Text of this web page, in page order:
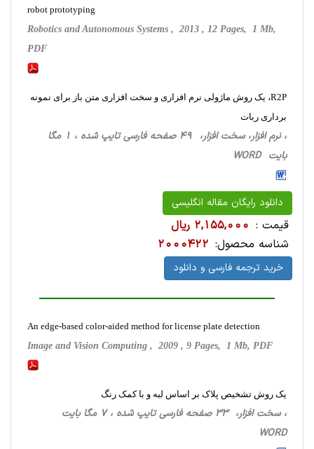
robot prototyping
Robotics and Autonomous Systems , 2013 , 12 Pages, 1 Mb,
PDF
R2P، یک روش ماژولی نرم افزاری و سخت افزاری متن باز برای نمونه
برداری ربات
، نرم افزار، سخت ‌افزار، 49 صفحه فارسی تایپ شده ، 1 مگا
بایت WORD
دانلود رایگان مقاله انگلیسی
قیمت : 2,155,000 ریال
شناسه محصول: 2000422
خرید ترجمه فارسی و دانلود
An edge-based color-aided method for license plate detection
Image and Vision Computing , 2009 , 9 Pages, 1 Mb, PDF
یک روش تشخیص پلاک بر اساس لبه و با کمک رنگ
، سخت ‌افزار، 33 صفحه فارسی تایپ شده ، 7 مگا بایت
WORD